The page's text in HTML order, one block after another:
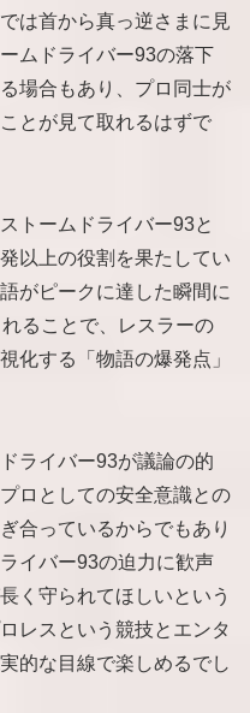
は首から真っ逆さまに見
ムドライバー93の落下
場合もあり、プロ同士が
とが見て取れるはずで
トームドライバー93と
以上の役割を果たしてい
がピークに達した瞬間に
ることで、レスラーの
化する「物語の爆発点」
ライバー93が議論の的
ロとしての安全意識との
合っているからでもあり
イバー93の迫力に歓声
く守られてほしいという
レスという競技とエンタ
的な目線で楽しめるでし